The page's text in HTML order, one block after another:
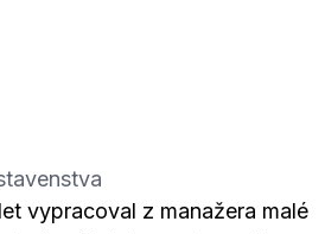
vypracoval z manažera malé